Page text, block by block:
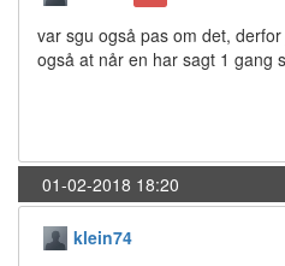
var sgu også pas om det,
også at når en har sagt 1 gang
01-02-2018 18:20
klein74